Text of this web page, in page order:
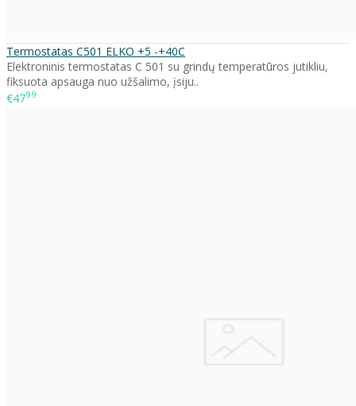
Termostatas C501 ELKO +5 -+40C
Elektroninis termostatas C 501 su grindų temperatūros jutikliu,
fiksuota apsauga nuo užšalimo, įsiju..
€4799